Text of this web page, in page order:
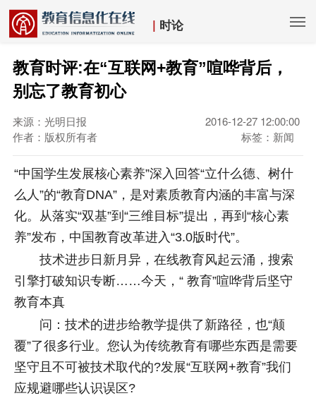
| 时论
教育时评:在“互联网+教育”喧哗背后，
别忘了教育初心
来源：光明日报
2016-12-27 12:00:00
作者：版权所有者
标签：新闻
“中国学生发展核心素养”深入回答“立什么德、树什
么人”的“教育DNA”，是对素质教育内涵的丰富与深
化。从落实“双基”到“三维目标”提出，再到“核心素
养”发布，中国教育改革进入“3.0版时代”。
技术进步日新月异，在线教育风起云涌，搜索
引擎打破知识专断……今天，“ 教育”喧哗背后坚守
教育本真
问：技术的进步给教学提供了新路径，也“颠
覆”了很多行业。您认为传统教育有哪些东西是需要
坚守且不可被技术取代的?发展“互联网+教育”我们
应规避哪些认识误区?